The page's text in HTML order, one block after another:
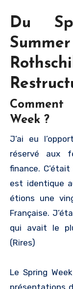
Du
Week ?
J’ai eu
réservé aux
finance.
est identique
étions une
Française.
qui avait le
(Rires)
Le Spring
présentations